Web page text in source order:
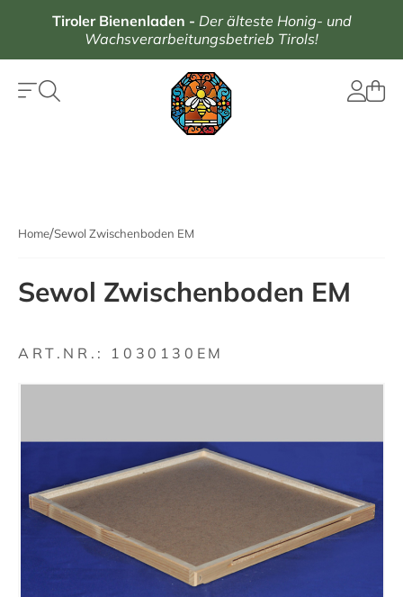
Tiroler Bienenladen - Der älteste Honig- und
Wachsverarbeitungsbetrieb Tirols!
Home Sewol Zwischenboden EM
Sewol Zwischenboden EM
ART.NR.: 1030130EM